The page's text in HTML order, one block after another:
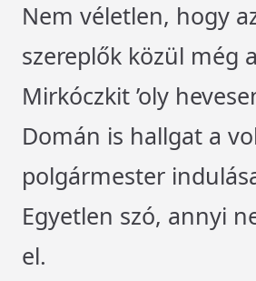
Nem véletlen, hogy
szereplők közül még
Mirkóczkit ’oly
Domán is hallgat a
polgármester
Egyetlen szó, annyi
el.